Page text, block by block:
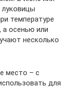
луковицы
температуре
осенью или
несколько
место – с
для